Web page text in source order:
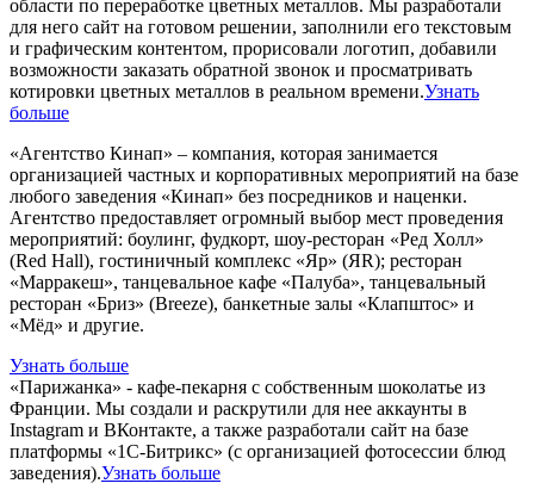
области по переработке цветных металлов. Мы разработали
для него сайт на готовом решении, заполнили его текстовым
и графическим контентом, прорисовали логотип, добавили
возможности заказать обратной звонок и просматривать
котировки цветных металлов в реальном времени.Узнать
больше
«Агентство Кинап» – компания, которая занимается
организацией частных и корпоративных мероприятий на базе
любого заведения «Кинап» без посредников и наценки.
Агентство предоставляет огромный выбор мест проведения
мероприятий: боулинг, фудкорт, шоу-ресторан «Ред Холл»
(Red Hall), гостиничный комплекс «Яр» (ЯR); ресторан
«Марракеш», танцевальное кафе «Палуба», танцевальный
ресторан «Бриз» (Breeze), банкетные залы «Клапштос» и
«Мёд» и другие.
Узнать больше
«Парижанка» - кафе-пекарня с собственным шоколатье из
Франции. Мы создали и раскрутили для нее аккаунты в
Instagram и ВКонтакте, а также разработали сайт на базе
платформы «1С-Битрикс» (с организацией фотосессии блюд
заведения).Узнать больше